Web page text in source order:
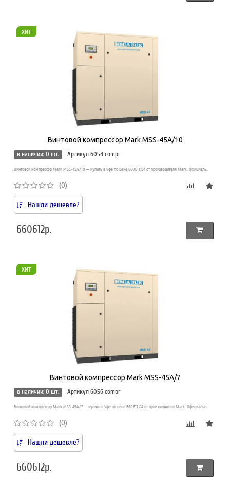
хит
Винтовой компрессор Mark MSS-45A/10
в наличии: 0 шт.
Артикул 6054 compr
Винтовой компрессор Mark MSS-45A/10 — купить в Уфе по цене 660611.84 от производителя Mark. Официаль..
(0)
Нашли дешевле?
660612р.
хит
Винтовой компрессор Mark MSS-45A/7
в наличии: 0 шт.
Артикул 6056 compr
Винтовой компрессор Mark MSS-45A/7 — купить в Уфе по цене 660611.84 от производителя Mark. Официальн..
(0)
Нашли дешевле?
660612р.